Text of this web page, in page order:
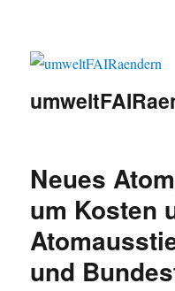
Neues
um Kosten
und